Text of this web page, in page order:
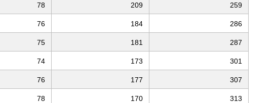
78 209 259
76 184 286
75 181 287
74 173 301
76 177 307
78 170 313